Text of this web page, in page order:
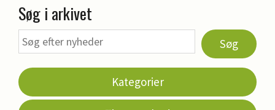
Søg i arkivet
Søg
Kategorier